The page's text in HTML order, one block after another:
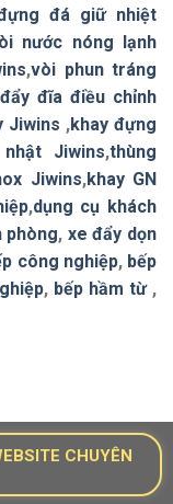
đá giữ nhiệt
nước nóng lạnh
,vòi phun tráng
đĩa điều chỉnh
Jiwins ,khay đựng
Jiwins,thùng
Jiwins,khay GN
,dụng cụ khách
phòng, xe đẩy dọn
công nghiệp, bếp
, bếp hầm từ,
CHUYÊN